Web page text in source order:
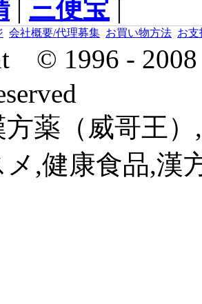
| 三便宝 |
会社概要/代理募集 お買い物方法 お支
© 1996 -
薬（威哥王
,健康食品,漢